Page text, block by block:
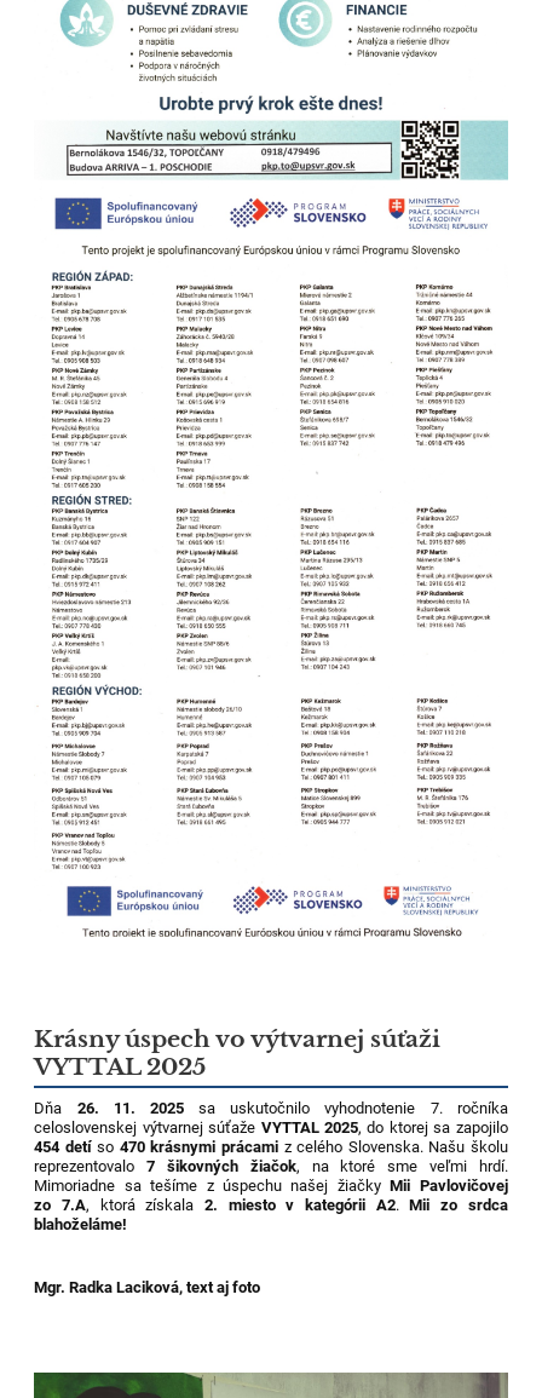
Krásny úspech vo výtvarnej súťaži
VYTTAL 2025
Dňa 26. 11. 2025sa uskutočnilo vyhodnotenie 7. ročníka
celoslovenskej výtvarnej súťaže VYTTAL 2025, do ktorej sa zapojilo
454 detíso 470 krásnymi prácami z celého Slovenska. Našu školu
reprezentovalo7 šikovných žiačok, na ktoré sme veľmi hrdí.
Mimoriadne sa tešíme z úspechu našej žiačkyMii Pavlovičovej
zo 7.A, ktorá získala2. miesto v kategórii A2.Mii zo srdca
blahoželáme!
Mgr. Radka Laciková, text aj foto